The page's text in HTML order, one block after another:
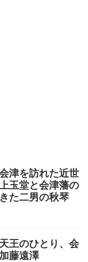
津を訪れた近世
玉堂と会津藩の
た二男の秋琴
王のひとり、会
藤遠澤